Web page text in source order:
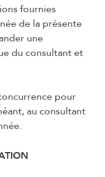
fournies
de la présente
une
du consultant et
pour
au consultant